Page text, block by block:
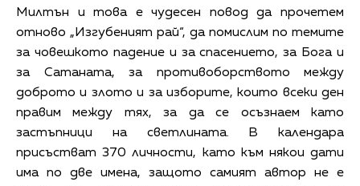
Милтън и това е чудесен повод да прочетем
отново „Изгубеният рай“, да помислим по темите
за човешкото падение и за спасението, за Бога и
за Сатаната, за противоборството между
доброто и злото и за изборите, които всеки ден
правим между тях, за да се осъзнаем като
застъпници на светлината. В календара
присъстват 370 личности, като към някои дати
има по две имена, защото самият автор не е